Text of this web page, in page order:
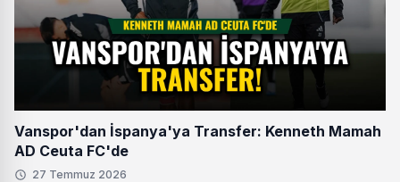
Vanspor'dan İspanya'ya Transfer: Kenneth Mamah
AD Ceuta FC'de
27 Temmuz 2026